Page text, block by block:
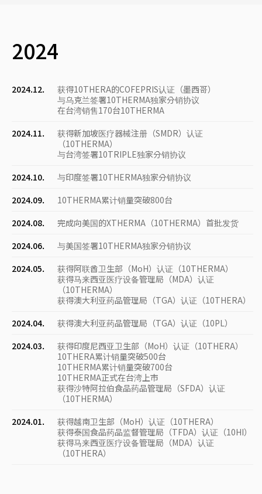
2024
2024.12.
获得10THERA的COFEPRIS认证（墨西哥）
与乌克兰签署10THERMA独家分销协议
在台湾销售170台10THERMA
2024.11.
获得新加坡医疗器械注册（SMDR）认证
（10THERMA）
与台湾签署10TRIPLE独家分销协议
2024.10.
与印度签署10THERMA独家分销协议
2024.09.
10THERMA累计销量突破800台
2024.08.
完成向美国的XTHERMA（10THERMA）首批发货
2024.06.
与美国签署10THERMA独家分销协议
2024.05.
获得阿联酋卫生部（MoH）认证（10THERMA）
获得马来西亚医疗设备管理局（MDA）认证
（10THERMA）
获得澳大利亚药品管理局（TGA）认证（10THERA）
2024.04.
获得澳大利亚药品管理局（TGA）认证（10PL）
2024.03.
获得印度尼西亚卫生部（MoH）认证（10THERA）
10THERA累计销量突破500台
10THERMA累计销量突破700台
10THERMA正式在台湾上市
获得沙特阿拉伯食品药品管理局（SFDA）认证
（10THERMA）
2024.01.
获得越南卫生部（MoH）认证（10THERA）
获得泰国食品药品监督管理局（TFDA）认证（10HI）
获得马来西亚医疗设备管理局（MDA）认证
（10THERA）